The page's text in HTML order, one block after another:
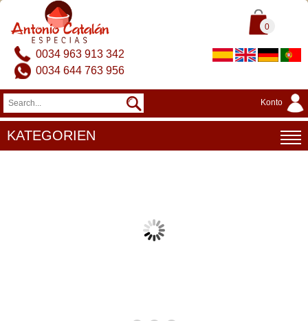
0
0034 963 913 342
0034 644 763 956
Konto
KATEGORIEN